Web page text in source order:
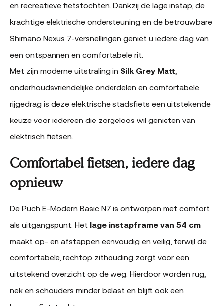
en recreatieve fietstochten. Dankzij de lage instap, de
krachtige elektrische ondersteuning en de betrouwbare
Shimano Nexus 7-versnellingen geniet u iedere dag van
een ontspannen en comfortabele rit.
Met zijn moderne uitstraling in Silk Grey Matt
onderhoudsvriendelijke onderdelen en comfortabele
rijgedrag is deze elektrische stadsfiets een uitstekende
keuze voor iedereen die zorgeloos wil genieten van
elektrisch fietsen.
Comfortabel fietsen, iedere dag
opnieuw
De Puch E-Modern Basic N7 is ontworpen met comfort
als uitgangspunt. Het lage instapframe van 54 cm
maakt op- en afstappen eenvoudig en veilig, terwijl de
comfortabele, rechtop zithouding zorgt voor een
uitstekend overzicht op de weg. Hierdoor worden rug,
nek en schouders minder belast en blijft ook een